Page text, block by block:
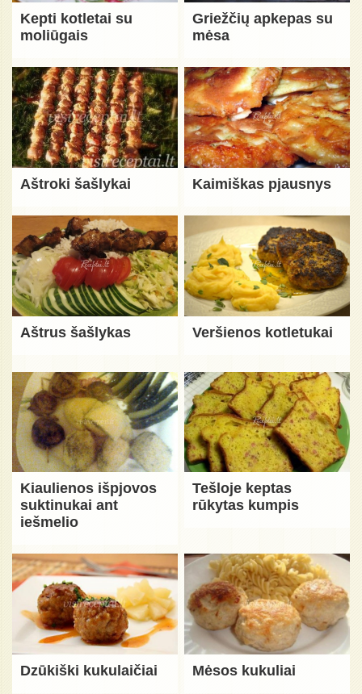
Kepti kotletai su
moliūgais
Griežčių apkepas su
mėsa
Aštroki šašlykai Kaimiškas pjausnys
Aštrus šašlykas Veršienos kotletukai
Kiaulienos išpjovos
suktinukai ant
iešmelio
Tešloje keptas
rūkytas kumpis
Dzūkiški kukulaičiai Mėsos kukuliai